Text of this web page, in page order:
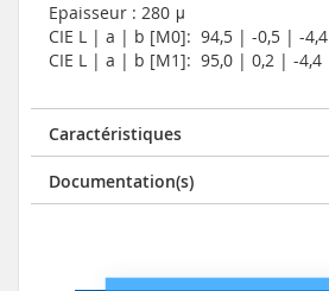
Epaisseur : 280 μ
CIE L | a | b [M0]: 94,5 | -0,5 | -4,4
CIE L | a | b [M1]: 95,0 | 0,2 | -4,4
Caractéristiques
Documentation(s)